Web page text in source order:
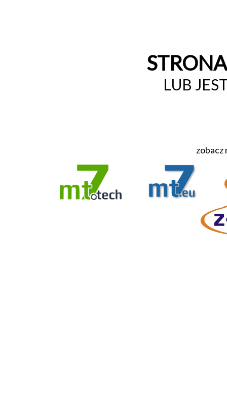
LUB
zobacz